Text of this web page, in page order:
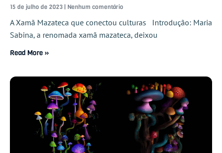
15 de julho de 2023 Nenhum comentário
A Xamã Mazateca que conectou culturas Introdução: Maria
Sabina, a renomada xamã mazateca, deixou
Read More »